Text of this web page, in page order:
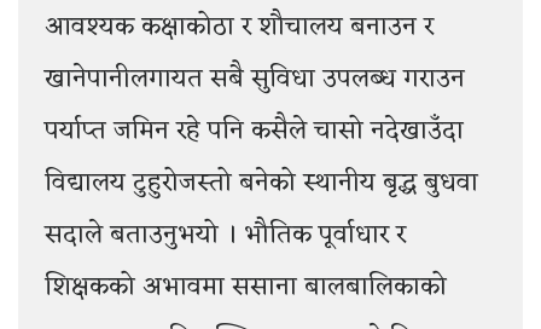
आवश्यक कक्षाकोठा र शौचालय बनाउन र
खानेपानीलगायत सबै सुविधा उपलब्ध गराउन
पर्याप्त जमिन रहे पनि कसैले चासो नदेखाउँदा
विद्यालय टुहुरोजस्तो बनेको स्थानीय बृद्ध बुधवा
सदाले बताउनुभयो । भौतिक पूर्वाधार र
शिक्षकको अभावमा ससाना बालबालिकाको